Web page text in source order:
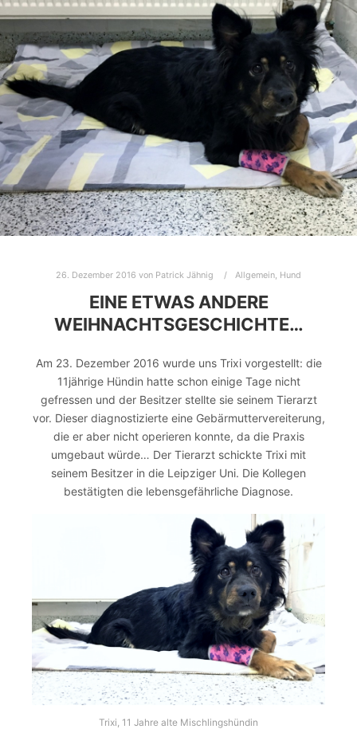
26. Dezember 2016 von Patrick Jähnig Allgemein, Hund
EINE ETWAS ANDERE
WEIHNACHTSGESCHICHTE…
Am 23. Dezember 2016 wurde uns Trixi vorgestellt: die
11jährige Hündin hatte schon einige Tage nicht
gefressen und der Besitzer stellte sie seinem Tierarzt
vor. Dieser diagnostizierte eine Gebärmuttervereiterung,
die er aber nicht operieren konnte, da die Praxis
umgebaut würde… Der Tierarzt schickte Trixi mit
seinem Besitzer in die Leipziger Uni. Die Kollegen
bestätigten die lebensgefährliche Diagnose.
Trixi, 11 Jahre alte Mischlingshündin